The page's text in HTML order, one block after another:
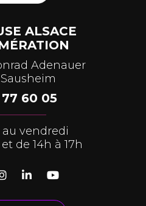
ALSACE
Adenauer
60 05
vendredi
de 14h à 17h